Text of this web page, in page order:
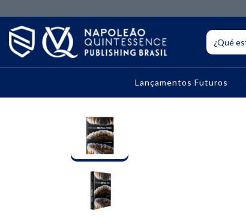
Lançamentos Futuros